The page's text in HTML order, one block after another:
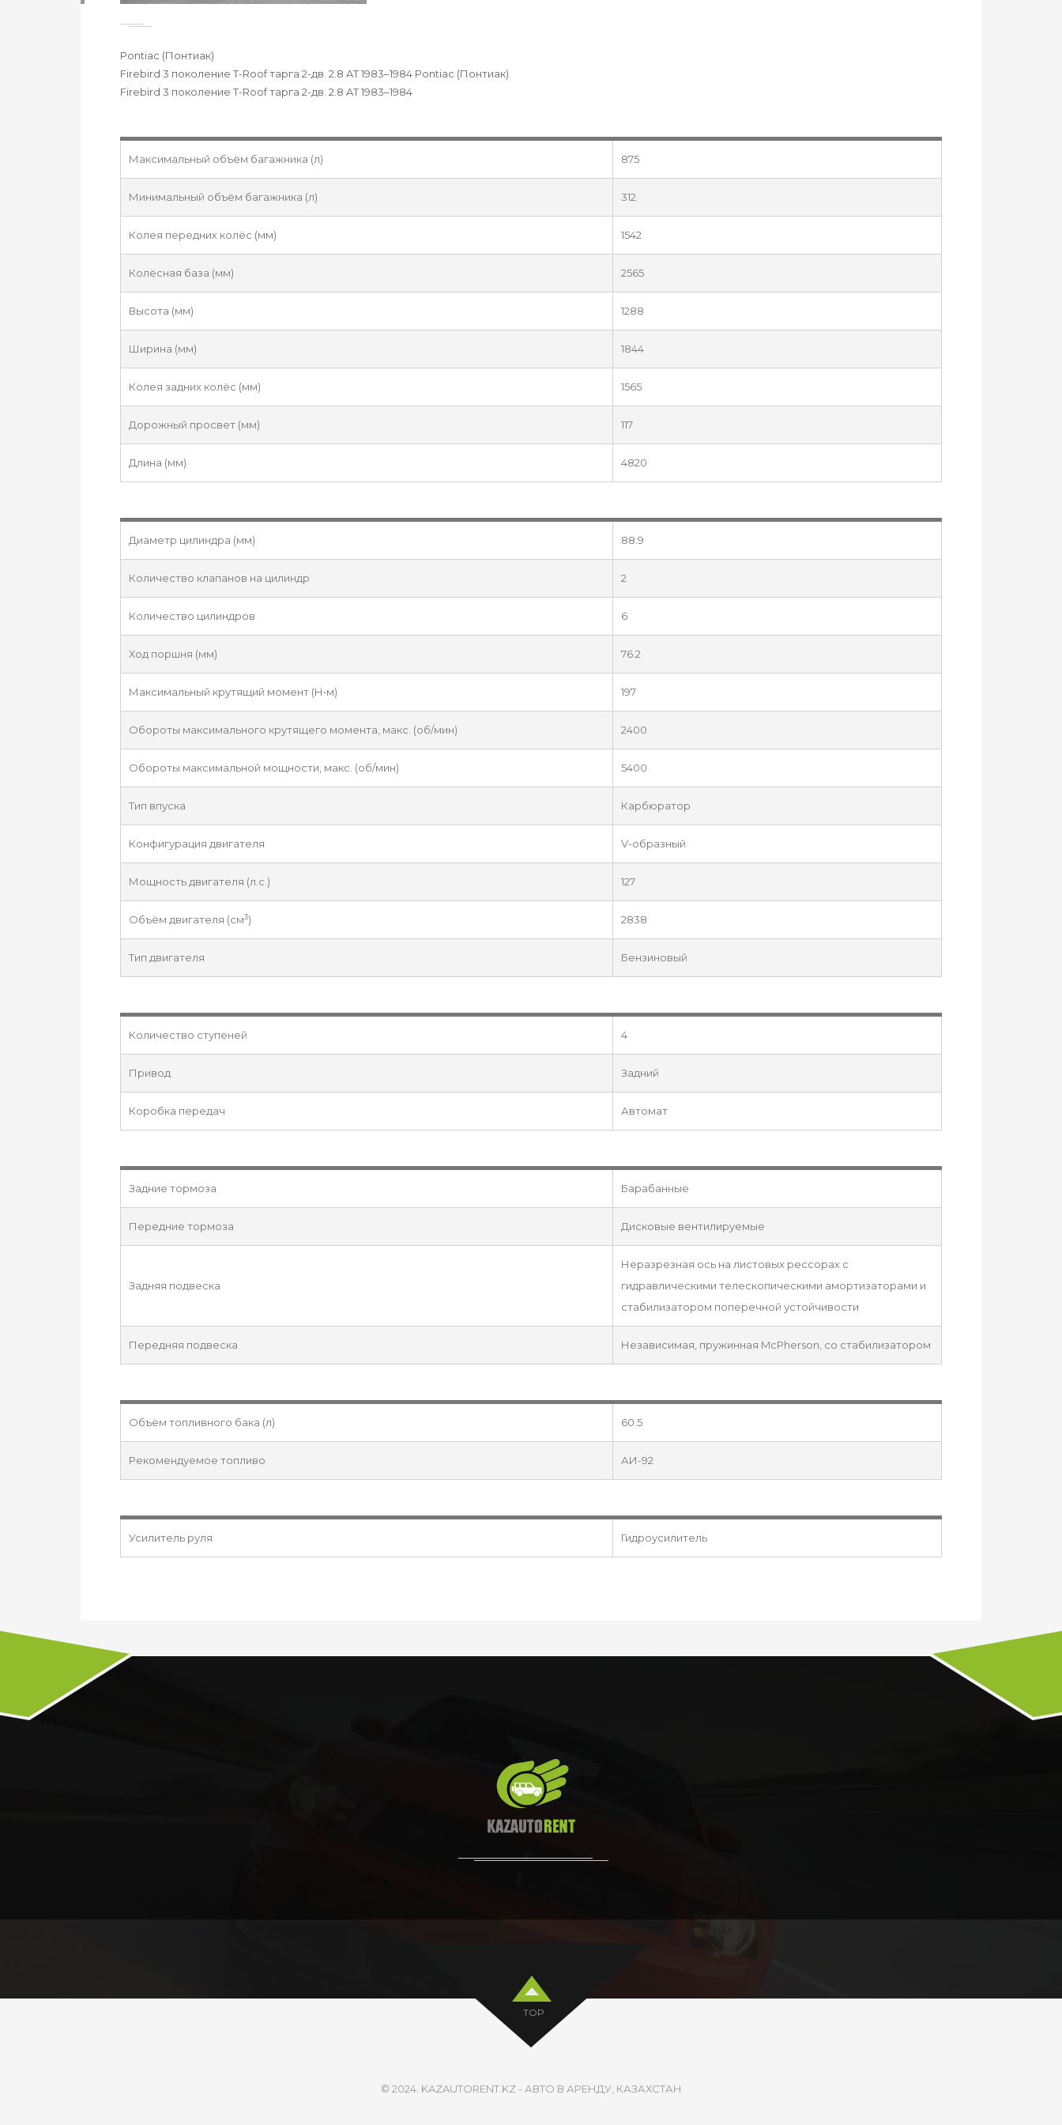
Pontiac (Понтиак)
Firebird 3 поколение T-Roof тарга 2-дв. 2.8 AT 1983–1984 Pontiac (Понтиак)
Firebird 3 поколение T-Roof тарга 2-дв. 2.8 AT 1983–1984
Максимальный объём багажника (л) 875
Минимальный объём багажника (л) 312
Колея передних колёс (мм) 1542
Колёсная база (мм) 2565
Высота (мм) 1288
Ширина (мм) 1844
Колея задних колёс (мм) 1565
Дорожный просвет (мм) 117
Длина (мм) 4820
Диаметр цилиндра (мм) 88.9
Количество клапанов на цилиндр 2
Количество цилиндров 6
Ход поршня (мм) 76.2
Максимальный крутящий момент (Н•м) 197
Обороты максимального крутящего момента, макс. (об/мин) 2400
Обороты максимальной мощности, макс. (об/мин) 5400
Тип впуска Карбюратор
Конфигурация двигателя V-образный
Мощность двигателя (л.с.) 127
Объём двигателя (см3) 2838
Тип двигателя Бензиновый
Количество ступеней 4
Привод Задний
Коробка передач Автомат
Задние тормоза Барабанные
Передние тормоза Дисковые вентилируемые
Задняя подвеска
Неразрезная ось на листовых рессорах с
гидравлическими телескопическими амортизаторами и
стабилизатором поперечной устойчивости
Передняя подвеска Независимая, пружинная McPherson, со стабилизатором
Объём топливного бака (л) 60.5
Рекомендуемое топливо АИ-92
Усилитель руля Гидроусилитель
TOP
© 2024. KAZAUTORENT.KZ - АВТО В АРЕНДУ, КАЗАХСТАН